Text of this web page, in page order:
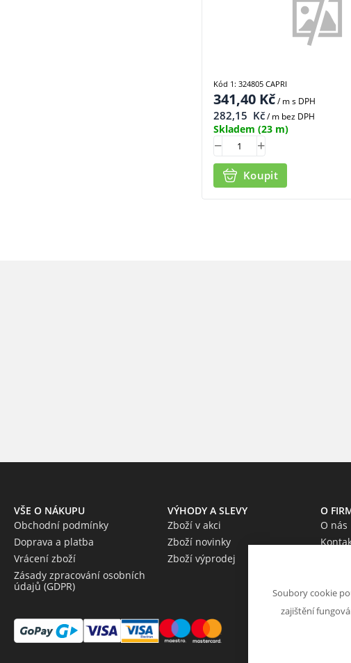
341,40 Kč/ ms DPH
282,15 Kč/ m bez DPH
Skladem (23 m)
Koupit
Kód 1: 324805 CAPRI
VŠE O NÁKUPU
Obchodní podmínky
Doprava a platba
Vrácení zboží
Zásady zpracování osobních
údajů (GDPR)
VÝHODY A SLEVY
Zboží v akci
Zboží novinky
Zboží výprodej
O
O nás
Soubory cookie
zajištění